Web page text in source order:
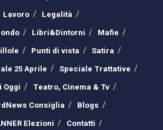
Lavoro
Legalità
Libri&Dintorni
Mafie
Punti di vista
Satira
25 Aprile
Speciale Trattative
Oggi
Teatro, Cinema & Tv
Consiglia
Blogs
Elezioni Contatti